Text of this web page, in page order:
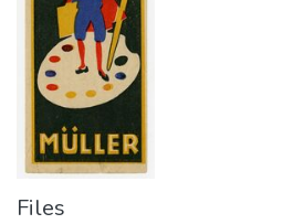
Files